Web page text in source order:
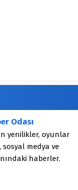
Odası
yenilikler, oyunlar
medya ve
haberler.